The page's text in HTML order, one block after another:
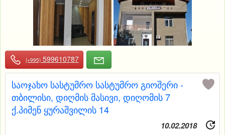
(+995) 599610787
საოჯახო სასტუმრო სასტუმრო გიოშერი -
თბილისი, დიღმის მასივი, დიღომის 7
ქ.პიმენ ყურაშვილის 14
10.02.2018